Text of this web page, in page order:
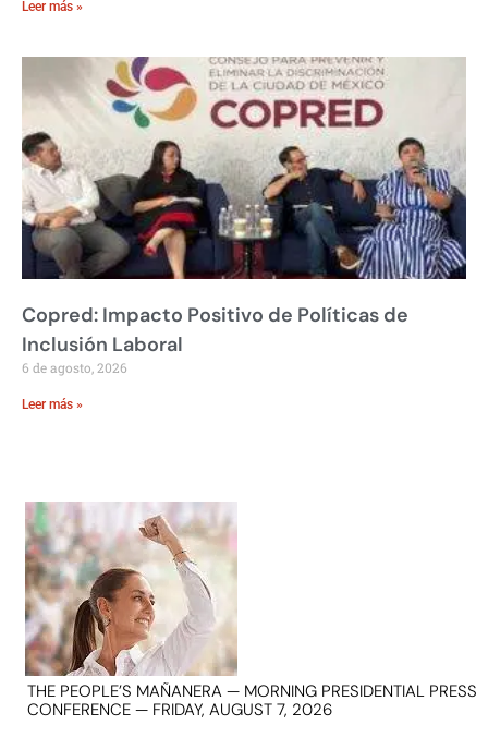
Leer más »
Copred: Impacto Positivo de Políticas de
Inclusión Laboral
6 de agosto, 2026
Leer más »
THE PEOPLE’S MAÑANERA — MORNING PRESIDENTIAL PRESS
CONFERENCE — FRIDAY, AUGUST 7, 2026